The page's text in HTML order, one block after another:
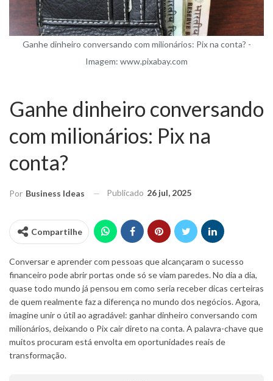
Ganhe dinheiro conversando com milionários: Pix na conta? -
Imagem: www.pixabay.com
Ganhe dinheiro conversando
com milionários: Pix na
conta?
Por Business Ideas Publicado 26 jul, 2025
Compartilhe
Conversar e aprender com pessoas que alcançaram o sucesso
financeiro pode abrir portas onde só se viam paredes. No dia a dia,
quase todo mundo já pensou em como seria receber dicas certeiras
de quem realmente faz a diferença no mundo dos negócios. Agora,
imagine unir o útil ao agradável: ganhar dinheiro conversando com
milionários, deixando o Pix cair direto na conta. A palavra-chave que
muitos procuram está envolta em oportunidades reais de
transformação.